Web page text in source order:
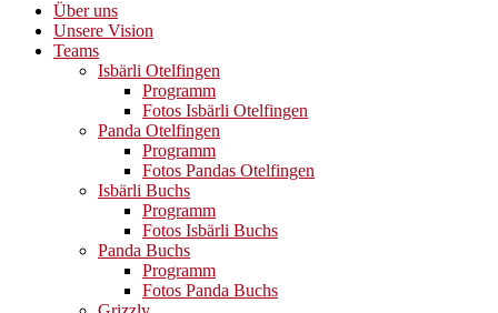
Über uns
Unsere Vision
Teams
Isbärli Otelfingen
Programm
Fotos Isbärli Otelfingen
Panda Otelfingen
Programm
Fotos Pandas Otelfingen
Isbärli Buchs
Programm
Fotos Isbärli Buchs
Panda Buchs
Programm
Fotos Panda Buchs